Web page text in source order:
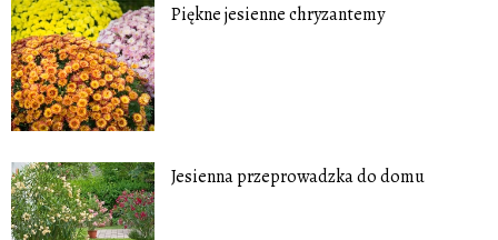
Piękne jesienne chryzantemy
Jesienna przeprowadzka do domu